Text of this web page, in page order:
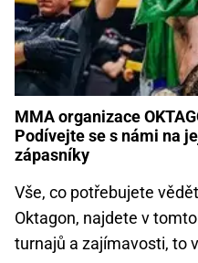
MMA organizace
Podívejte se s námi na
zápasníky
Vše, co potřebujete
Oktagon, najdete v
turnajů a zajímavosti, to